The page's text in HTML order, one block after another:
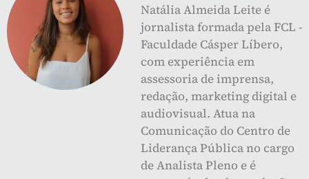
Natália Almeida Leite é
jornalista formada pela FCL -
Faculdade Cásper Líbero,
com experiência em
assessoria de imprensa,
redação, marketing digital e
audiovisual. Atua na
Comunicação do Centro de
Liderança Pública no cargo
de Analista Pleno e é